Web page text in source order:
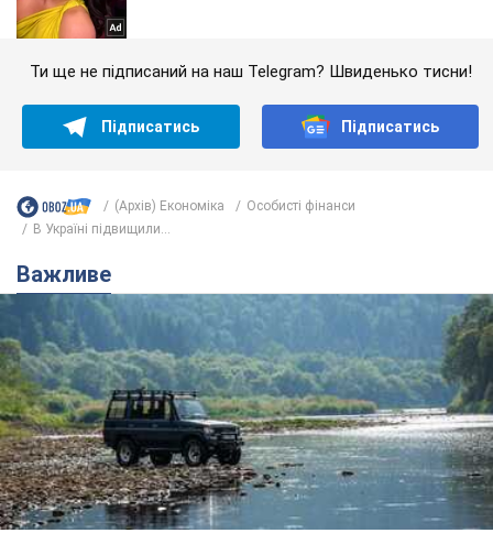
Ти ще не підписаний на наш Telegram? Швиденько тисни!
Підписатись Підписатись
(Архів) Економіка
Особисті фінанси
В Україні підвищили...
Важливе